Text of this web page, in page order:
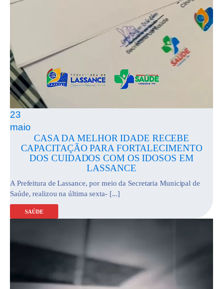
23
maio
CASA DA MELHOR IDADE RECEBE
CAPACITAÇÃO PARA FORTALECIMENTO
DOS CUIDADOS COM OS IDOSOS EM
LASSANCE
A Prefeitura de Lassance, por meio da Secretaria Municipal de
Saúde, realizou na última sexta- [...]
SAÚDE